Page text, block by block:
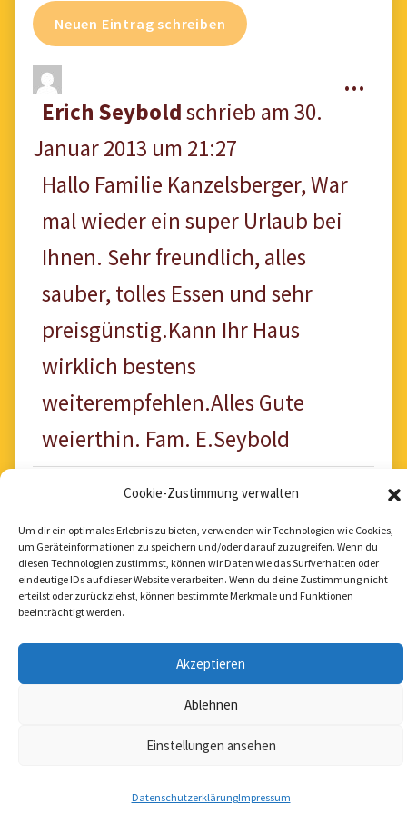
Cookie-Zustimmung verwalten
Um dir ein optimales Erlebnis zu bieten, verwenden wir Technologien wie Cookies,
um Geräteinformationen zu speichern und/oder darauf zuzugreifen. Wenn du
diesen Technologien zustimmst, können wir Daten wie das Surfverhalten oder
eindeutige IDs auf dieser Website verarbeiten. Wenn du deine Zustimmung nicht
erteilst oder zurückziehst, können bestimmte Merkmale und Funktionen
beeinträchtigt werden.
Akzeptieren
Ablehnen
Einstellungen ansehen
DatenschutzerklärungImpressum
Erich Seyboldschrieb am30.
Januar 2013 um 21:27
Hallo Familie Kanzelsberger, War
mal wieder ein super Urlaub bei
Ihnen. Sehr freundlich, alles
sauber, tolles Essen und sehr
preisgünstig.Kann Ihr Haus
wirklich bestens
weiterempfehlen.Alles Gute
weierthin. Fam. E.Seybold
...
Copyright © 2026 Pension Haus Inge | Powered